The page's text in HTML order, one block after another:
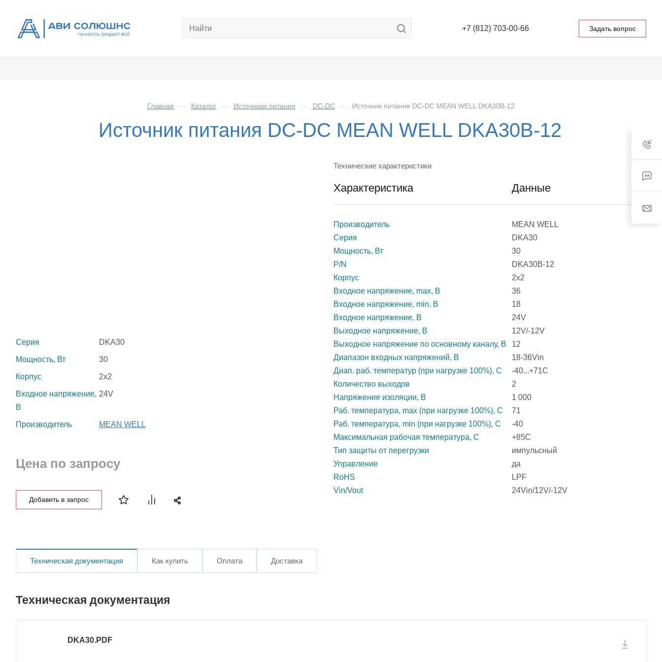
+7 (812) 703-00-66 Задать вопрос
Главная — Каталог — Источники питания — DC-DC — Источник питания DC-DC MEAN WELL DKA30B-12
Источник питания DC-DC MEAN WELL DKA30B-12
Серия DKA30
Мощность, Вт 30
Корпус 2x2
Входное напряжение,
В
24V
Производитель MEAN WELL
Цена по запросу
Добавить в запрос
Технические характеристики
Характеристика Данные
Производитель
MEAN WELL
Серия
DKA30
Мощность, Вт
30
P/N
DKA30B-12
Корпус
2x2
Входное напряжение, max, В
36
Входное напряжение, min, В
18
Входное напряжение, В
24V
Выходное напряжение, В
12V/-12V
Выходное напряжение по основному каналу, В
12
Диапазон входных напряжений, В
18-36Vin
Диап. раб. температур (при нагрузке 100%), C
-40...+71C
Количество выходов
2
Напряжение изоляции, В
1 000
Раб. температура, max (при нагрузке 100%), C
71
Раб. температура, min (при нагрузке 100%), C
-40
Максимальная рабочая температура, C
+85C
Тип защиты от перегрузки
импульсный
Управление
да
RoHS
LPF
Vin/Vout
24Vin/12V/-12V
Техническая документация Как купить Оплата Доставка
Техническая документация
DKA30.PDF